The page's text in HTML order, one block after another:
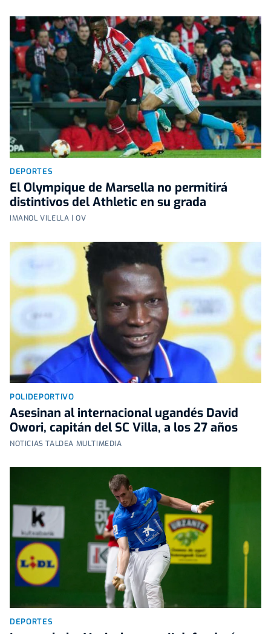
DEPORTES
El Olympique de Marsella no permitirá
distintivos del Athletic en su grada
IMANOL VILELLA | OV
POLIDEPORTIVO
Asesinan al internacional ugandés David
Owori, capitán del SC Villa, a los 27 años
NOTICIAS TALDEA MULTIMEDIA
DEPORTES